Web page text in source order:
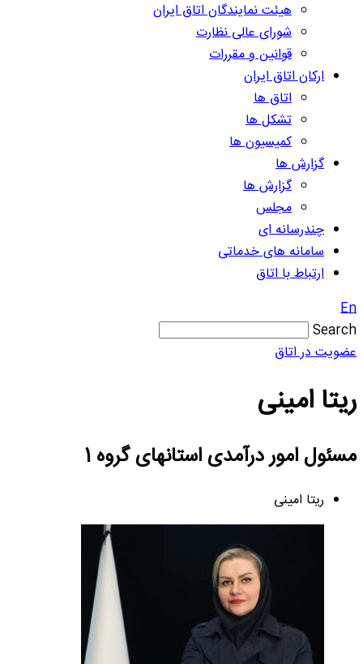
هیئت نمایندگان اتاق ایران
شورای عالی نظارت
قوانین و مقررات
ارکان اتاق ایران
اتاق ها
تشکل ها
کمیسیون ها
گزارش ها
گزارش ها
مجلس
چندرسانه ای
سامانه های خدماتی
ارتباط با اتاق
En
Search
عضویت در اتاق
ریتا امینی
مسئول امور درآمدی استانهای گروه 1
ریتا امینی